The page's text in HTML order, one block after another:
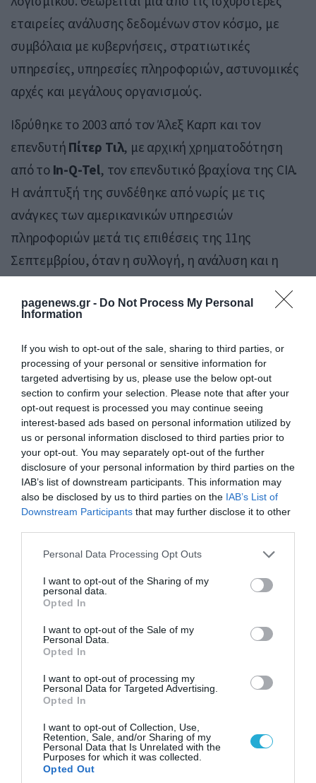
pagenews.gr - Do Not Process My Personal
Information
If you wish to opt-out of the sale, sharing to third parties, or
processing of your personal or sensitive information for
targeted advertising by us, please use the below opt-out
section to confirm your selection. Please note that after your
opt-out request is processed you may continue seeing
interest-based ads based on personal information utilized by
us or personal information disclosed to third parties prior to
your opt-out. You may separately opt-out of the further
disclosure of your personal information by third parties on the
IAB’s list of downstream participants. This information may
also be disclosed by us to third parties on the IAB’s List of
Downstream Participants that may further disclose it to other
Please note that this website/app uses one or more Google
not limited to your visit or usage behaviour. You may click to
grant or deny consent to Google and its third-party tags to
use your data for below specified purposes in below Google
consent section.
Personal Data Processing Opt Outs
I want to opt-out of the Sharing of my
personal data.
Opted In
I want to opt-out of the Sale of my
Personal Data.
Opted In
I want to opt-out of processing my
Personal Data for Targeted Advertising.
Opted In
I want to opt-out of Collection, Use,
Retention, Sale, and/or Sharing of my
Personal Data that Is Unrelated with the
Purposes for which it was collected.
Opted Out
εταιρείες ανάλυσης δεδομένων στον κόσμο, με
συμβόλαια με κυβερνήσεις, στρατιωτικές
υπηρεσίες, υπηρεσίες πληροφοριών, αστυνομικές
αρχές και μεγάλους οργανισμούς.
Ιδρύθηκε το 2003 από τον Άλεξ Καρπ και τον
επενδυτή Πίτερ Τιλ, με αρχική χρηματοδότηση
από το In-Q-Tel, τον επενδυτικό βραχίονα της CIA.
Η ανάπτυξή της συνδέθηκε από νωρίς με τις
ανάγκες των αμερικανικών υπηρεσιών
πληροφοριών μετά τις επιθέσεις της 11ης
Σεπτεμβρίου, όταν η συλλογή, η ανάλυση και η
κεντρικό εργαλείο της αμερικανικής πολιτικής
Από τότε, η Palantir επεκτάθηκε διεθνώς, με
δραστηριότητα στην Ευρώπη, τη Μέση Ανατολή
και άλλες περιοχές. Η στενή της συνεργασία με
κρατικούς φορείς στον τομέα της ασφάλειας την
έχει καταστήσει κρίσιμο παίκτη σε ένα πεδίο όπου
τα όρια ανάμεσα στην τεχνολογία, την άμυνα και
την πολιτική γίνονται όλο και πιο δυσδιάκριτα.
Οι επικρίσεις για επιτήρηση στις ΗΠΑ